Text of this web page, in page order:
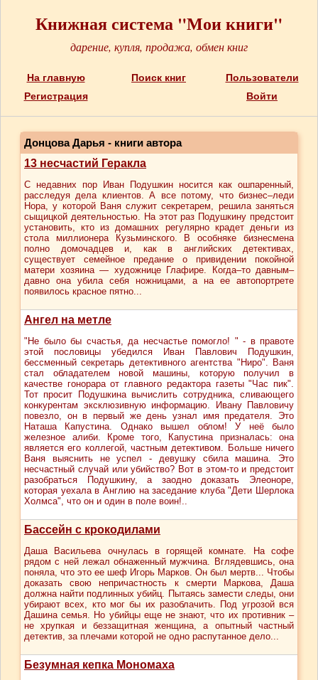
Книжная система "Мои книги"
дарение, купля, продажа, обмен книг
На главную Поиск книг
Пользователи
Регистрация
Войти
Донцова Дарья - книги автора
13 несчастий Геракла
С недавних пор Иван Подушкин носится как ошпаренный,
расследуя дела клиентов. А все потому, что бизнес–леди
Нора, у которой Ваня служит секретарем, решила заняться
сыщицкой деятельностью. На этот раз Подушкину предстоит
установить, кто из домашних регулярно крадет деньги из
стола миллионера Кузьминского. В особняке бизнесмена
полно домочадцев и, как в английских детективах,
существует семейное предание о привидении покойной
матери хозяина — художнице Глафире. Когда–то давным–
давно она убила себя ножницами, а на ее автопортрете
появилось красное пятно...
Ангел на метле
"Не было бы счастья, да несчастье помогло! " - в правоте
этой пословицы убедился Иван Павлович Подушкин,
бессменный секретарь детективного агентства "Ниро". Ваня
стал обладателем новой машины, которую получил в
качестве гонорара от главного редактора газеты "Час пик".
Тот просит Подушкина вычислить сотрудника, сливающего
конкурентам эксклюзивную информацию. Ивану Павловичу
повезло, он в первый же день узнал имя предателя. Это
Наташа Капустина. Однако вышел облом! У неё было
железное алиби. Кроме того, Капустина призналась: она
является его коллегой, частным детективом. Больше ничего
Ваня выяснить не успел - девушку сбила машина. Это
несчастный случай или убийство? Вот в этом-то и предстоит
разобраться Подушкину, а заодно доказать Элеоноре,
которая уехала в Англию на заседание клуба "Дети Шерлока
Холмса", что он и один в поле воин!..
Бассейн с крокодилами
Даша Васильева очнулась в горящей комнате. На софе
рядом с ней лежал обнаженный мужчина. Вглядевшись, она
поняла, что это ее шеф Игорь Марков. Он был мертв... Чтобы
доказать свою непричастность к смерти Маркова, Даша
должна найти подлинных убийц. Пытаясь замести следы, они
убирают всех, кто мог бы их разоблачить. Под угрозой вся
Дашина семья. Но убийцы еще не знают, что их противник –
не хрупкая и беззащитная женщина, а опытный частный
детектив, за плечами которой не одно распутанное дело...
Безумная кепка Мономаха